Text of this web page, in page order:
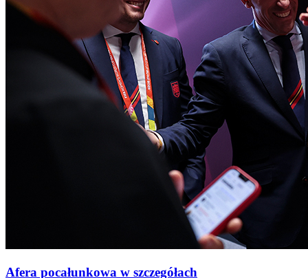
Afera pocałunkowa w szczegółach